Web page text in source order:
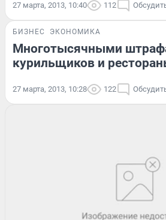
27 марта, 2013, 10:40 112
БИЗНЕС ЭКОНОМИКА
Многотысячными
курильщиков и
27 марта, 2013, 10:28 122